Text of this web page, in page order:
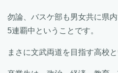
勿論、バスケ部も男女共に県
5連覇中ということです。
まさに文武両道を目指す高校